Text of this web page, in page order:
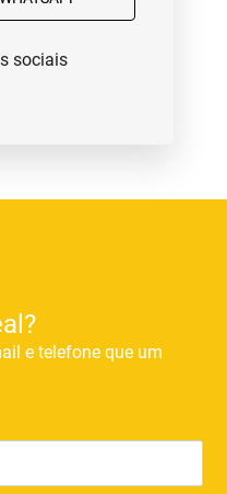
sociais
e telefone que um